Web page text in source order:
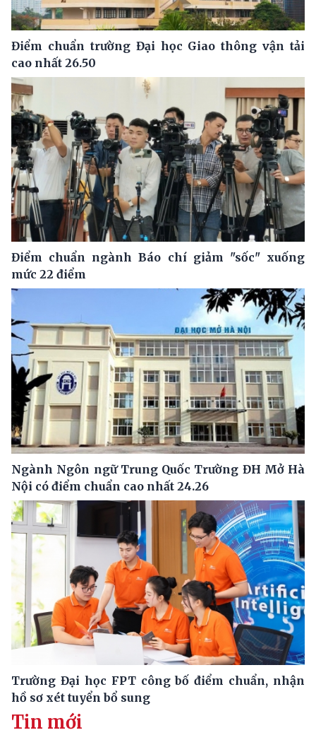
Điểm chuẩn trường Đại học Giao thông vận tải
cao nhất 26.50
Điểm chuẩn ngành Báo chí giảm "sốc" xuống
mức 22 điểm
Ngành Ngôn ngữ Trung Quốc Trường ĐH Mở Hà
Nội có điểm chuẩn cao nhất 24.26
Trường Đại học FPT công bố điểm chuẩn, nhận
hồ sơ xét tuyển bổ sung
Tin mới